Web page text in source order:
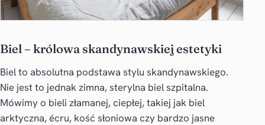
Biel – królowa skandynawskiej estetyki
Biel to absolutna podstawa stylu skandynawskiego.
Nie jest to jednak zimna, sterylna biel szpitalna.
Mówimy o bieli złamanej, ciepłej, takiej jak biel
arktyczna, écru, kość słoniowa czy bardzo jasne